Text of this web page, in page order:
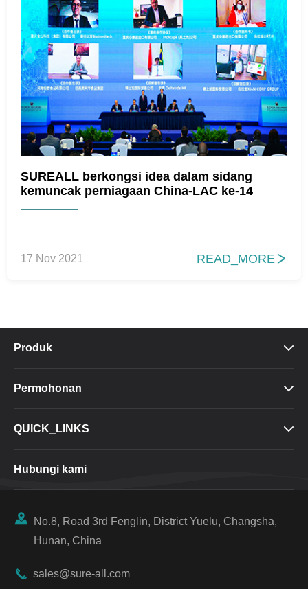
SUREALL berkongsi idea dalam sidang
kemuncak perniagaan China-LAC ke-14
17 Nov 2021 READ_MORE 
Produk 
Permohonan 
QUICK_LINKS 
Hubungi kami

No.8, Road 3rd Fenglin, District Yuelu, Changsha,
Hunan, China
 sales@sure-all.com